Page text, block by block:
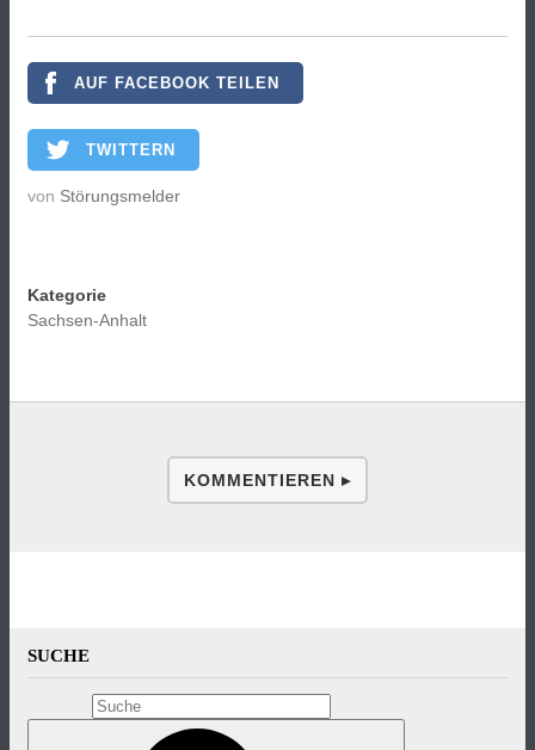
AUF FACEBOOK TEILEN
TWITTERN
von Störungsmelder
Kategorie
Sachsen-Anhalt
KOMMENTIEREN ▸
SUCHE